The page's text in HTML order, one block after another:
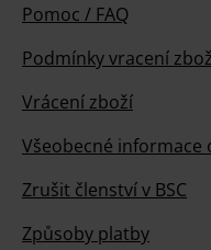
Pomoc / FAQ
Podmínky vracení
Vrácení zboží
Všeobecné informace
Zrušit členství v BSC
Způsoby platby